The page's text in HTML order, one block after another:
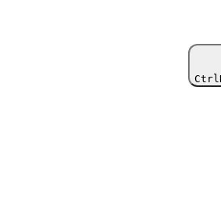
Ctrl